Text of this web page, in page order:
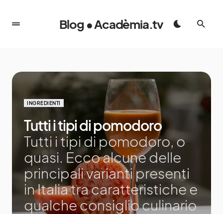
Blog • Acadèmia.tv
INGREDIENTI
Tutti i tipi di pomodoro
Tutti i tipi di pomodoro, o
quasi. Ecco alcune delle
principali varianti presenti
in Italia tra caratteristiche e
qualche consiglio culinario